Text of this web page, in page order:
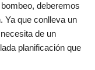
deberemos
Ya que conlleva un
de un
planificación que